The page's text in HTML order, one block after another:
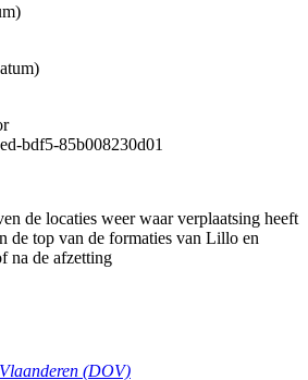
bdf5-85b008230d01
de locaties weer waar verplaatsing heeft
de top van de formaties van Lillo en
na de afzetting
(DOV)